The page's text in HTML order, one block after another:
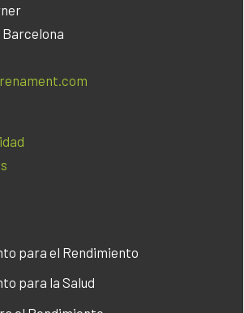
Barcelona
para el Rendimiento
para la Salud